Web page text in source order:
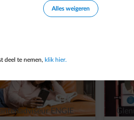
ENGIE
Alles weigeren
deel te nemen, klik hier.